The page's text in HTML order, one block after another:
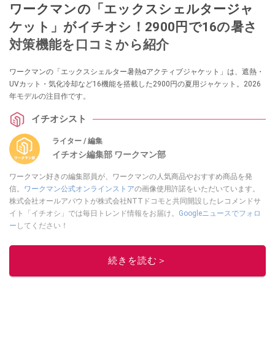
ワークマンの「エックスシェルタージャ
ケット」がイチオシ！2900円で16の暑さ
対策機能を口コミから紹介
ワークマンの「エックスシェルター暑熱αアクティブジャケット」は、遮熱・
UVカット・気化冷却など16機能を搭載した2900円の夏用ジャケット。2026
年モデルの注目作です。
イチオシスト
ライター / 編集
イチオシ編集部 ワークマン部
ワークマン好きの編集部員が、ワークマンの人気商品やおすすめ商品を発
信。 ワークマン公式オンラインストアの画像使用許諾をいただいています。
株式会社オールアバウトが株式会社NTTドコモと共同開設したレコメンドサ
イト「イチオシ」では毎日トレンド情報をお届け。 Googleニュースでフォロ
ー してください！
このイチオシストの他の記事を読む
続きを読む＞